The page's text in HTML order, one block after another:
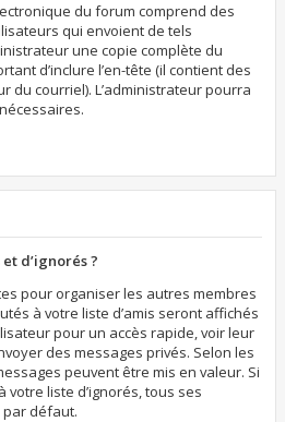
du forum comprend des
qui envoient de tels
une copie complète du
d’inclure l’en-tête (il contient des
du courriel). L’administrateur pourra
d’ignorés ?
pour organiser les autres membres
à votre liste d’amis seront affichés
pour un accès rapide, voir leur
des messages privés. Selon les
peuvent être mis en valeur. Si
liste d’ignorés, tous ses
défaut.